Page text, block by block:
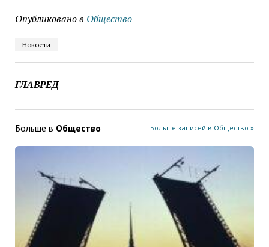
Опубликовано в Общество
Новости
ГЛАВРЕД
Больше в Общество Больше записей в Общество »